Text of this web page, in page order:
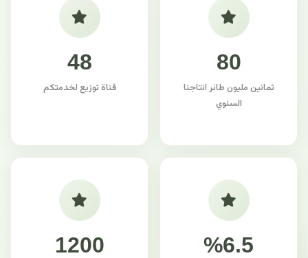
80
ثمانين مليون طائر انتاجنا
السنوي
48
قناة توزيع لخدمتكم
%6.5
1200